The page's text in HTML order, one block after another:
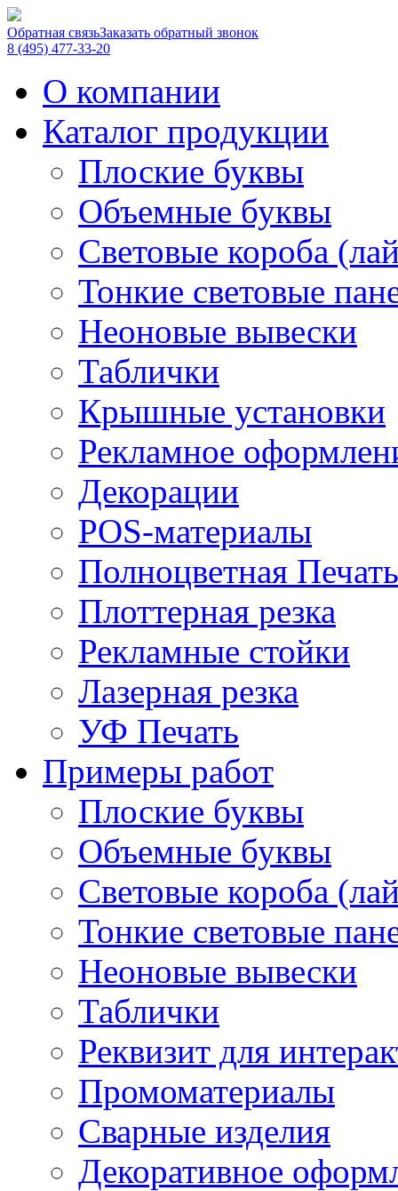
Обратная связьЗаказать обратный звонок
8 (495) 477-33-20
О компании
Каталог продукции
Плоские буквы
Объемные буквы
Световые короба
Тонкие световые
Неоновые вывески
Таблички
Крышные установки
Рекламное
Декорации
POS-материалы
Полноцветная Печать
Плоттерная резка
Рекламные стойки
Лазерная резка
УФ Печать
Примеры работ
Плоские буквы
Объемные буквы
Световые короба
Тонкие световые
Неоновые вывески
Таблички
Реквизит для
Промоматериалы
Сварные изделия
Декоративное